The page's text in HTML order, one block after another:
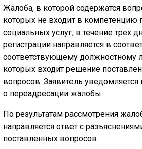
Жалоба, в которой содержатся
которых не входит в компетенцию
социальных услуг, в течение трех
регистрации направляется в
соответствующему должностному
которых входит решение
вопросов. Заявитель
о переадресации жалобы.
По результатам рассмотрения
направляется ответ с
поставленных вопросов.